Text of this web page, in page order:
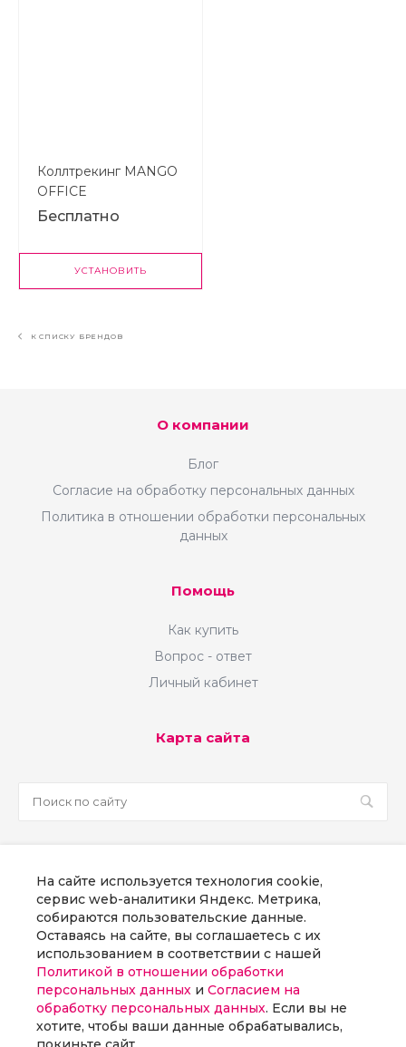
других изданий.
Коллтрекинг MANGO
OFFICE
Бесплатно
УСТАНОВИТЬ
К СПИСКУ БРЕНДОВ
О компании
Блог
Согласие на обработку персональных данных
Политика в отношении обработки персональных
данных
Помощь
Как купить
Вопрос - ответ
Личный кабинет
Карта сайта
8 800 300 58 70
г. Москва, наб Пресненская, д. 8, стр. 1
Заказать звонок
На сайте используется технология cookie,
сервис web-аналитики Яндекс. Метрика,
собираются пользовательские данные.
Оставаясь на сайте, вы соглашаетесь с их
использованием в соответствии с нашей
Политикой в отношении обработки
персональных данных и Согласием на
обработку персональных данных. Если вы не
хотите, чтобы ваши данные обрабатывались,